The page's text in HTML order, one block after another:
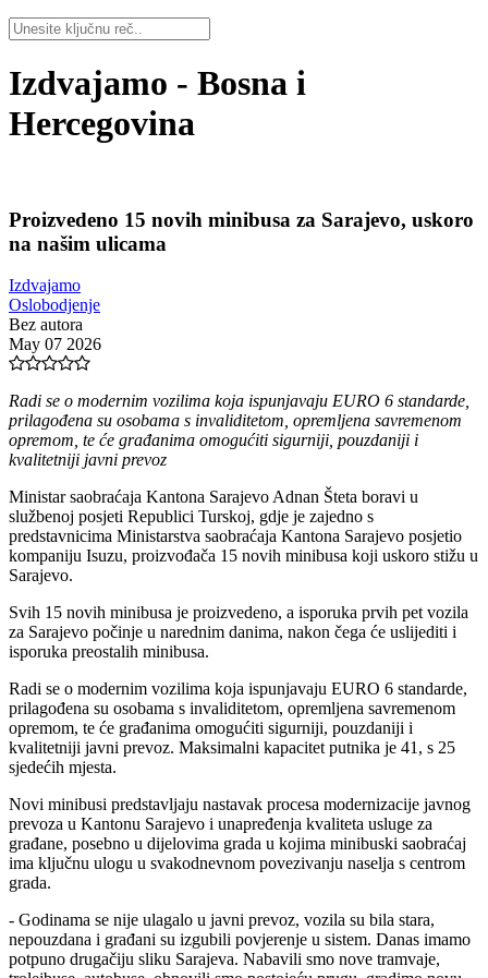
Izdvajamo - Bosna i
Hercegovina
Proizvedeno 15 novih minibusa za Sarajevo, uskoro
na našim ulicama
Izdvajamo
Oslobodjenje
Bez autora
May 07 2026
Radi se o modernim vozilima koja ispunjavaju EURO 6 standarde,
prilagođena su osobama s invaliditetom, opremljena savremenom
opremom, te će građanima omogućiti sigurniji, pouzdaniji i
kvalitetniji javni prevoz
Ministar saobraćaja Kantona Sarajevo Adnan Šteta boravi u
službenoj posjeti Republici Turskoj, gdje je zajedno s
predstavnicima Ministarstva saobraćaja Kantona Sarajevo posjetio
kompaniju Isuzu, proizvođača 15 novih minibusa koji uskoro stižu u
Sarajevo.
Svih 15 novih minibusa je proizvedeno, a isporuka prvih pet vozila
za Sarajevo počinje u narednim danima, nakon čega će uslijediti i
isporuka preostalih minibusa.
Radi se o modernim vozilima koja ispunjavaju EURO 6 standarde,
prilagođena su osobama s invaliditetom, opremljena savremenom
opremom, te će građanima omogućiti sigurniji, pouzdaniji i
kvalitetniji javni prevoz. Maksimalni kapacitet putnika je 41, s 25
sjedećih mjesta.
Novi minibusi predstavljaju nastavak procesa modernizacije javnog
prevoza u Kantonu Sarajevo i unapređenja kvaliteta usluge za
građane, posebno u dijelovima grada u kojima minibuski saobraćaj
ima ključnu ulogu u svakodnevnom povezivanju naselja s centrom
grada.
- Godinama se nije ulagalo u javni prevoz, vozila su bila stara,
nepouzdana i građani su izgubili povjerenje u sistem. Danas imamo
potpuno drugačiju sliku Sarajeva. Nabavili smo nove tramvaje,